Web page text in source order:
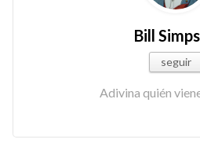
Bill
seguir
Adivina quién